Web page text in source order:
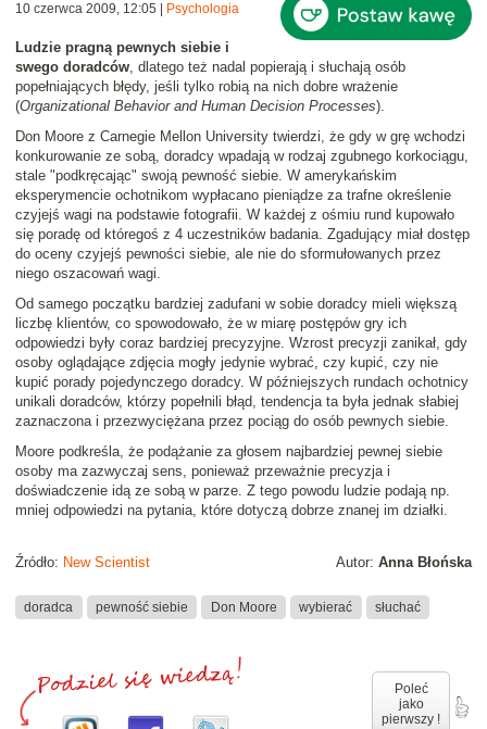
10 czerwca 2009, 12:05 Psychologia
Ludzie pragną pewnych siebie i
swego doradców, dlatego też nadal popierają i słuchają osób
popełniających błędy, jeśli tylko robią na nich dobre wrażenie
(Organizational Behavior and Human Decision Processes).
Don Moore z Carnegie Mellon University twierdzi, że gdy w grę wchodzi
konkurowanie ze sobą, doradcy wpadają w rodzaj zgubnego korkociągu,
stale "podkręcając" swoją pewność siebie. W amerykańskim
eksperymencie ochotnikom wypłacano pieniądze za trafne określenie
czyjejś wagi na podstawie fotografii. W każdej z ośmiu rund kupowało
się poradę od któregoś z 4 uczestników badania. Zgadujący miał dostęp
do oceny czyjejś pewności siebie, ale nie do sformułowanych przez
niego oszacowań wagi.
Od samego początku bardziej zadufani w sobie doradcy mieli większą
liczbę klientów, co spowodowało, że w miarę postępów gry ich
odpowiedzi były coraz bardziej precyzyjne. Wzrost precyzji zanikał, gdy
osoby oglądające zdjęcia mogły jedynie wybrać, czy kupić, czy nie
kupić porady pojedynczego doradcy. W późniejszych rundach ochotnicy
unikali doradców, którzy popełnili błąd, tendencja ta była jednak słabiej
zaznaczona i przezwyciężana przez pociąg do osób pewnych siebie.
Moore podkreśla, że podążanie za głosem najbardziej pewnej siebie
osoby ma zazwyczaj sens, ponieważ przeważnie precyzja i
doświadczenie idą ze sobą w parze. Z tego powodu ludzie podają np.
mniej odpowiedzi na pytania, które dotyczą dobrze znanej im działki.
Autor: Anna Błońska
Źródło: New Scientist
doradca pewność siebie Don Moore wybierać słuchać
Poleć
jako
pierwszy !